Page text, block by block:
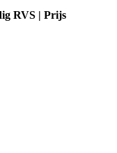
RVS | Prijs